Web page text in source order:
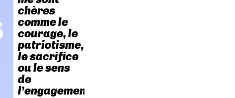
chères
comme le
courage, le
patriotisme,
le sacrifice
ou le sens
de
l’engagement."